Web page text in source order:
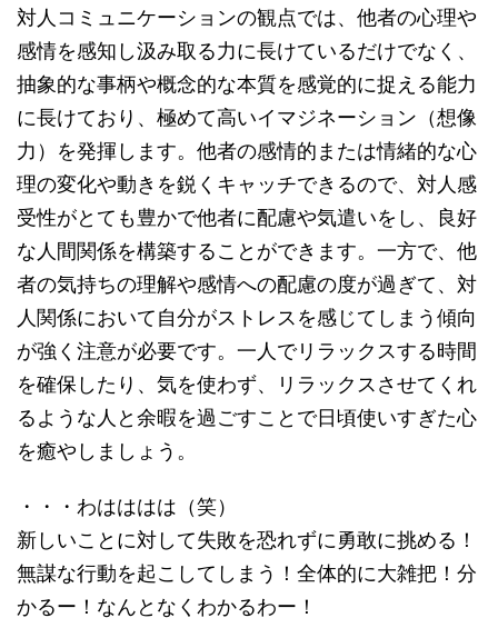
対人コミュニケーションの観点では、他者の心理や
感情を感知し汲み取る力に長けているだけでなく、
抽象的な事柄や概念的な本質を感覚的に捉える能力
に長けており、極めて高いイマジネーション（想像
力）を発揮します。他者の感情的または情緒的な心
理の変化や動きを鋭くキャッチできるので、対人感
受性がとても豊かで他者に配慮や気遣いをし、良好
な人間関係を構築することができます。一方で、他
者の気持ちの理解や感情への配慮の度が過ぎて、対
人関係において自分がストレスを感じてしまう傾向
が強く注意が必要です。一人でリラックスする時間
を確保したり、気を使わず、リラックスさせてくれ
るような人と余暇を過ごすことで日頃使いすぎた心
を癒やしましょう。
・・・わはははは（笑）
新しいことに対して失敗を恐れずに勇敢に挑める！
無謀な行動を起こしてしまう！全体的に大雑把！分
かるー！なんとなくわかるわー！